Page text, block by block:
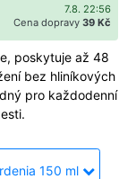
7.8. 22:56
Cena dopravy 39 Kč
poskytuje až 48
bez hliníkových
pro každodenní
150 ml